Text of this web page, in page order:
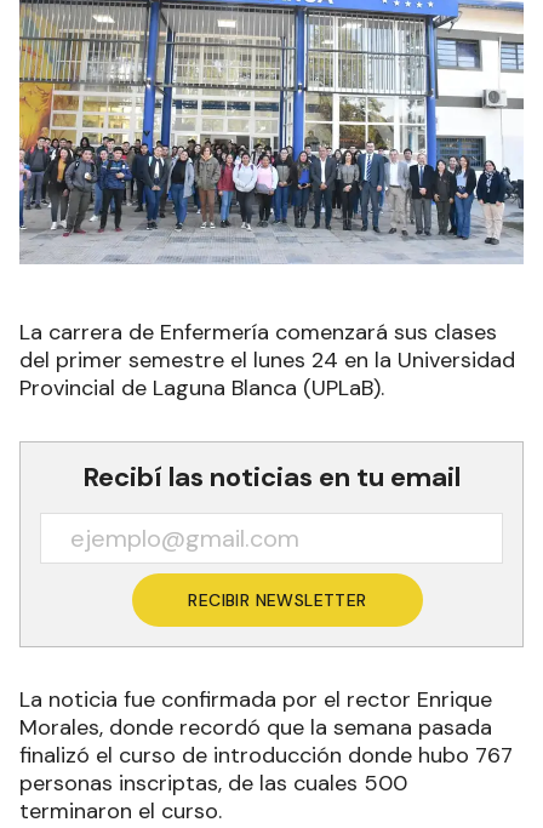
La carrera de Enfermería comenzará sus clases
del primer semestre el lunes 24 en la Universidad
Provincial de Laguna Blanca (UPLaB).
Recibí las noticias en tu email
RECIBIR NEWSLETTER
La noticia fue confirmada por el rector Enrique
Morales, donde recordó que la semana pasada
finalizó el curso de introducción donde hubo 767
personas inscriptas, de las cuales 500
terminaron el curso.